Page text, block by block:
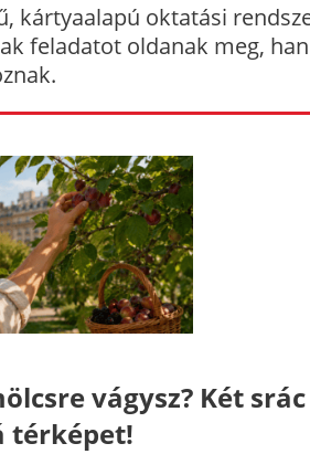
kártyaalapú oktatási
feladatot oldanak meg,
vágysz? Két srác
térképet!